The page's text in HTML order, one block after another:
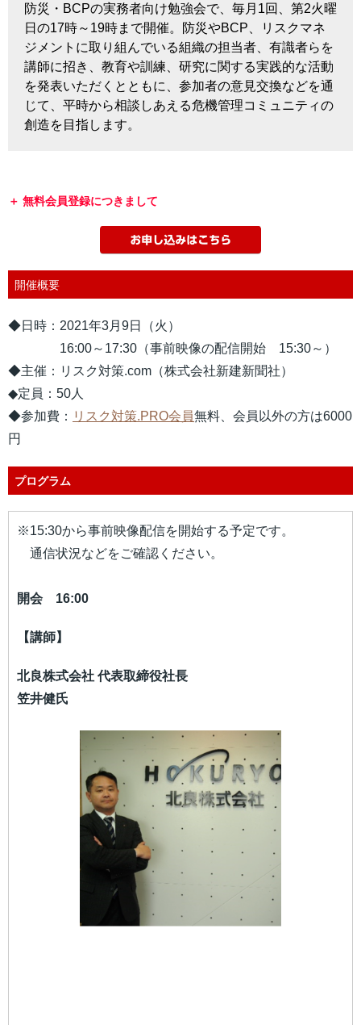
防災・BCPの実務者向け勉強会で、毎月1回、第2火曜
日の17時～19時まで開催。防災やBCP、リスクマネ
ジメントに取り組んでいる組織の担当者、有識者らを
講師に招き、教育や訓練、研究に関する実践的な活動
を発表いただくとともに、参加者の意見交換などを通
じて、平時から相談しあえる危機管理コミュニティの
創造を目指します。
無料会員登録につきまして
開催概要
◆日時：2021年3月9日（火）
16:00～17:30（事前映像の配信開始 15:30～）
◆主催：リスク対策.com（株式会社新建新聞社）
◆定員：50人
◆参加費： リスク対策.PRO会員無料 、会員以外の方は6000
円
プログラム
※15:30から事前映像配信を開始する予定です。
通信状況などをご確認ください。
開会 16:00
【講師】
北良株式会社 代表取締役社長
笠井健氏